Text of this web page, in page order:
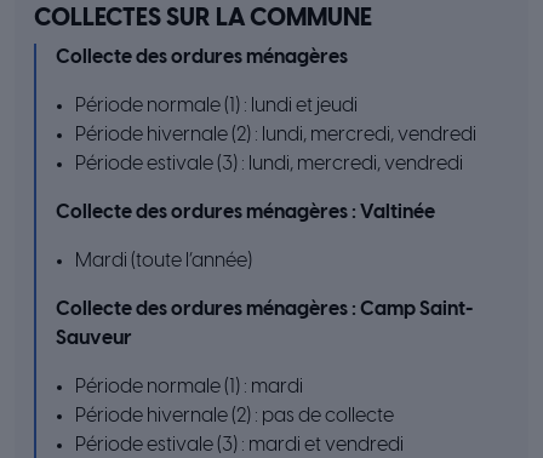
COLLECTES SUR LA COMMUNE
Collecte des ordures ménagères
Période normale (1) : lundi et jeudi
Période hivernale (2) : lundi, mercredi, vendredi
Période estivale (3) : lundi, mercredi, vendredi
Collecte des ordures ménagères : Valtinée
Mardi (toute l’année)
Collecte des ordures ménagères : Camp Saint-
Sauveur
Période normale (1) : mardi
Période hivernale (2) : pas de collecte
Période estivale (3) : mardi et vendredi